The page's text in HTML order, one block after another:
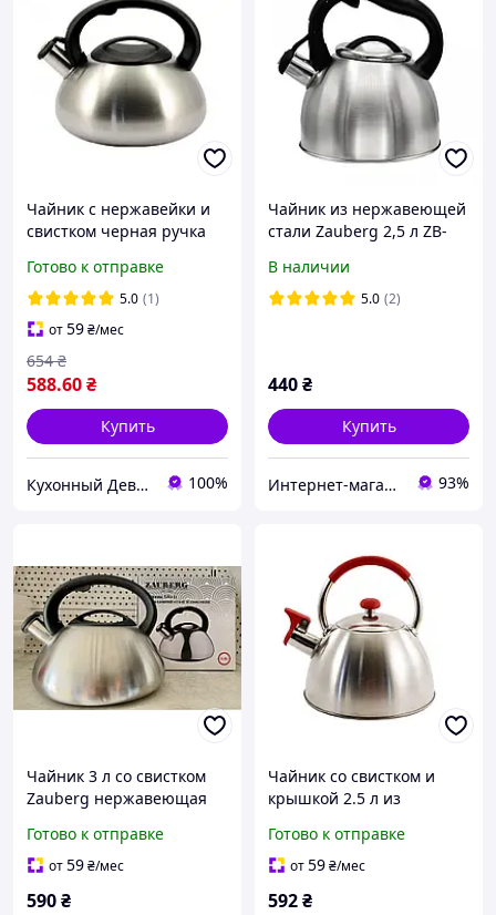
Чайник с нержавейки и
свистком черная ручка
Готово к отправке
5.0 (1)
от59₴/мес
588.60₴
654 ₴
Купить
Кухонный Девайс 100%
Чайник из нержавеющей
стали Zauberg 2,5 л ZB-
В наличии
5.0 (2)
440₴
Купить
Интернет-магазин "TeRem" 93%
Чайник 3 л со свистком
Zauberg нержавеющая
Готово к отправке
от59₴/мес
590₴
Чайник со свистком и
крышкой 2.5 л из
Zauberg ZB17/2.5 R
Готово к отправке
от59₴/мес
592₴